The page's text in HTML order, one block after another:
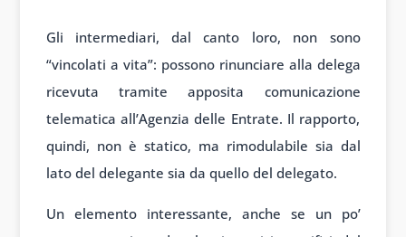
Gli intermediari, dal canto loro, non sono
“vincolati a vita”: possono rinunciare alla delega
ricevuta tramite apposita comunicazione
telematica all’Agenzia delle Entrate. Il rapporto,
quindi, non è statico, ma rimodulabile sia dal
lato del delegante sia da quello del delegato.
Un elemento interessante, anche se un po’